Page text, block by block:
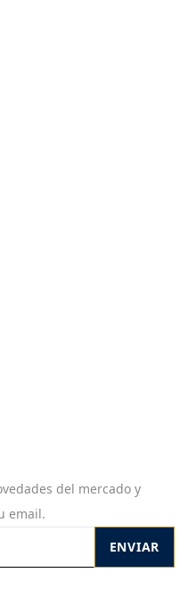
del mercado y
email.
ENVIAR